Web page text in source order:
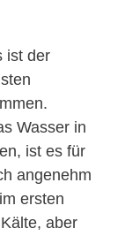
ist der
Wasser in
ist es für
angenehm
ersten
aber